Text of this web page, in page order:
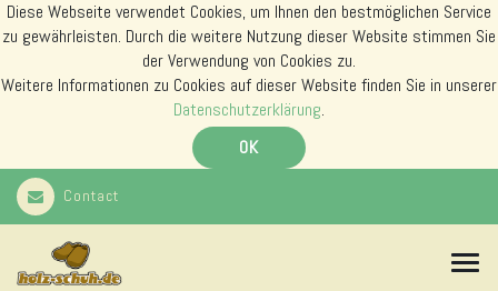
Diese Webseite verwendet Cookies, um Ihnen den bestmöglichen Service
zu gewährleisten. Durch die weitere Nutzung dieser Website stimmen Sie
der Verwendung von Cookies zu.
Weitere Informationen zu Cookies auf dieser Website finden Sie in unserer
Datenschutzerklärung.
OK
Contact
N